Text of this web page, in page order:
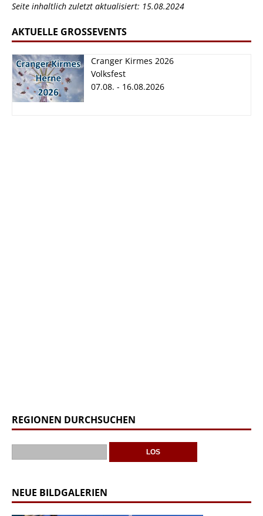
Seite inhaltlich zuletzt aktualisiert: 15.08.2024
AKTUELLE GROSSEVENTS
Cranger Kirmes 2026
Volksfest
07.08. - 16.08.2026
REGIONEN DURCHSUCHEN
NEUE BILDGALERIEN